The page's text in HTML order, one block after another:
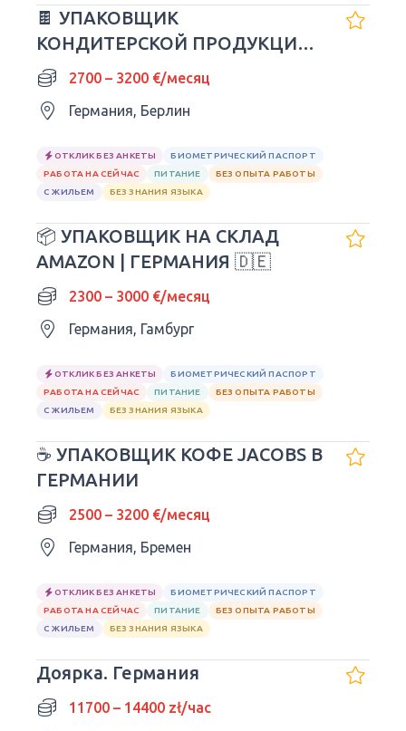
🍫 УПАКОВЩИК
КОНДИТЕРСКОЙ ПРОДУКЦИИ
SNICKERS | ГЕРМАНИЯ 🇩🇪
2700 – 3200 €/месяц
Германия, Берлин
ОТКЛИК БЕЗ АНКЕТЫ
БИОМЕТРИЧЕСКИЙ ПАСПОРТ
РАБОТА НА СЕЙЧАС
ПИТАНИЕ
БЕЗ ОПЫТА РАБОТЫ
С ЖИЛЬЕМ
БЕЗ ЗНАНИЯ ЯЗЫКА
📦 УПАКОВЩИК НА СКЛАД
AMAZON | ГЕРМАНИЯ 🇩🇪
2300 – 3000 €/месяц
Германия, Гамбург
ОТКЛИК БЕЗ АНКЕТЫ
БИОМЕТРИЧЕСКИЙ ПАСПОРТ
РАБОТА НА СЕЙЧАС
ПИТАНИЕ
БЕЗ ОПЫТА РАБОТЫ
С ЖИЛЬЕМ
БЕЗ ЗНАНИЯ ЯЗЫКА
☕ УПАКОВЩИК КОФЕ JACOBS В
ГЕРМАНИИ
2500 – 3200 €/месяц
Германия, Бремен
ОТКЛИК БЕЗ АНКЕТЫ
БИОМЕТРИЧЕСКИЙ ПАСПОРТ
РАБОТА НА СЕЙЧАС
ПИТАНИЕ
БЕЗ ОПЫТА РАБОТЫ
С ЖИЛЬЕМ
БЕЗ ЗНАНИЯ ЯЗЫКА
Доярка. Германия
11700 – 14400 zł/час